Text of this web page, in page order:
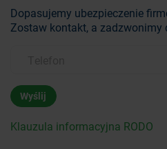
Dopasujemy ubezpieczenie
Zostaw kontakt, a zadzwonimy
Wyślij
Klauzula informacyjna RODO